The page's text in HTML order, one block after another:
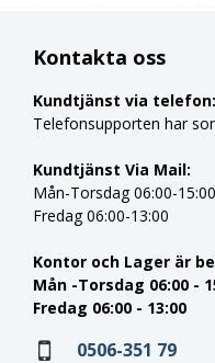
Kontakta oss
Kundtjänst via telefon:
Telefonsupporten har
Kundtjänst Via Mail:
Mån-Torsdag 06:00-15:00
Fredag 06:00-13:00
Kontor och Lager är
Mån -Torsdag 06:00 -
Fredag 06:00 - 13:00
0506-351 79